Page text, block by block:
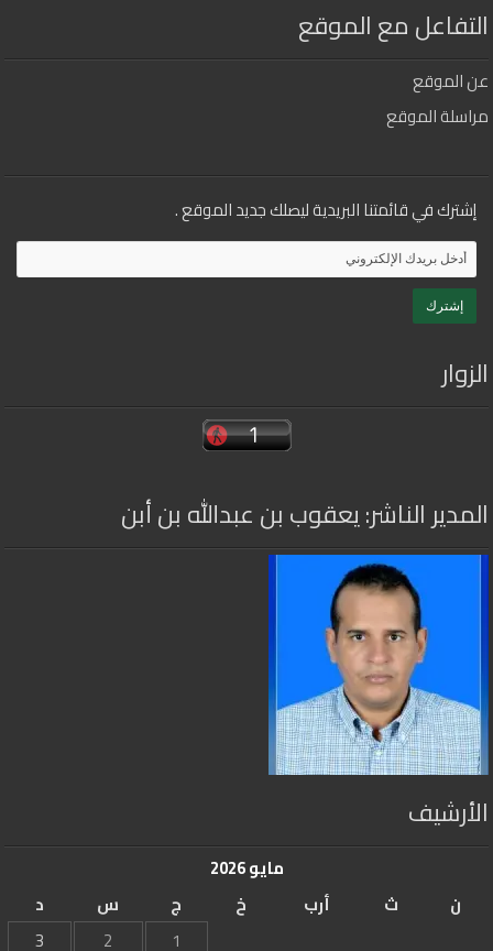
التفاعل مع الموقع
عن الموقع
مراسلة الموقع
إشترك في قائمتنا البريدية ليصلك جديد الموقع .
الزوار
المدير الناشر: يعقوب بن عبدالله بن أبن
الأرشيف
مايو 2026
ن
ث أرب خ ج س
د
1
2
3